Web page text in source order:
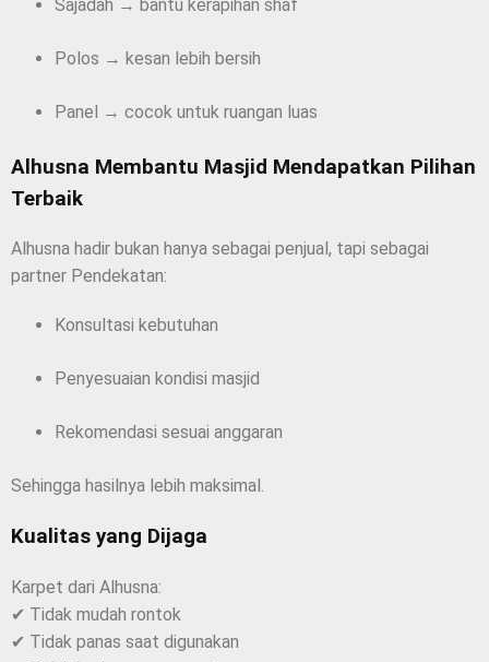
Sajadah → bantu kerapihan shaf
Polos → kesan lebih bersih
Panel → cocok untuk ruangan luas
Alhusna Membantu Masjid Mendapatkan Pilihan
Terbaik
Alhusna hadir bukan hanya sebagai penjual, tapi sebagai
partner Pendekatan:
Konsultasi kebutuhan
Penyesuaian kondisi masjid
Rekomendasi sesuai anggaran
Sehingga hasilnya lebih maksimal.
Kualitas yang Dijaga
Karpet dari Alhusna:
✔ Tidak mudah rontok
✔ Tidak panas saat digunakan